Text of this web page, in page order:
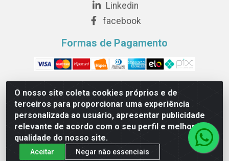
O nosso site coleta cookies próprios e de
terceiros para proporcionar uma experiência
personalizada ao usuário, apresentar publicidade
relevante de acordo com o seu perfil e melhorar a
qualidade do nosso site.
Aceitar Negar não essenciais
Linkedin
facebook
Formas de Pagamento
Novesete Distribuidora LTDA - Avenida Setecentos, S/N,
Terminal Intermodal da Serra, Serra/ES - CEP 29161-414 -
CNPJ 29.479.604/0001-44